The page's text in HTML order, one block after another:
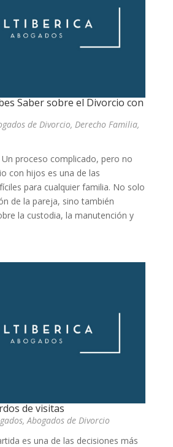
Saber sobre el Divorcio con
de Divorcio, Derecho Familia,
proceso complicado, pero no
con hijos es una de las
para cualquier familia. No solo
de la pareja, sino también
la custodia, la manutención y
de visitas
, Abogados de Divorcio
es una de las decisiones más